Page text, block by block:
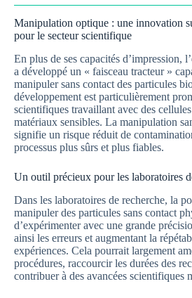
Manipulation optique : une innovation
pour le secteur scientifique
En plus de ses capacités d’impression,
a développé un « faisceau tracteur »
manipuler sans contact des particules
développement est particulièrement
scientifiques travaillant avec des
matériaux sensibles. La manipulation
signifie un risque réduit de
processus plus sûrs et plus fiables.
Un outil précieux pour les laboratoires
Dans les laboratoires de recherche, la
manipuler des particules sans contact
d’expérimenter avec une grande
ainsi les erreurs et augmentant la
expériences. Cela pourrait largement
procédures, raccourcir les durées des
contribuer à des avancées scientifiques